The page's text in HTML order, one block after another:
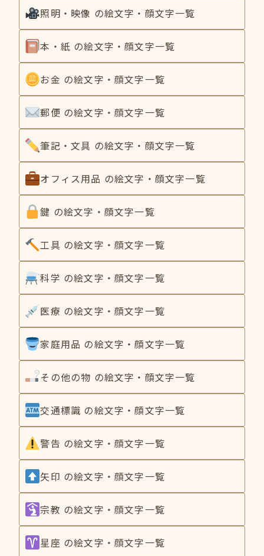
照明・映像 の絵文字・顔文字一覧
本・紙 の絵文字・顔文字一覧
お金 の絵文字・顔文字一覧
郵便 の絵文字・顔文字一覧
筆記・文具 の絵文字・顔文字一覧
オフィス用品 の絵文字・顔文字一覧
鍵 の絵文字・顔文字一覧
工具 の絵文字・顔文字一覧
科学 の絵文字・顔文字一覧
医療 の絵文字・顔文字一覧
家庭用品 の絵文字・顔文字一覧
その他の物 の絵文字・顔文字一覧
交通標識 の絵文字・顔文字一覧
警告 の絵文字・顔文字一覧
矢印 の絵文字・顔文字一覧
宗教 の絵文字・顔文字一覧
星座 の絵文字・顔文字一覧